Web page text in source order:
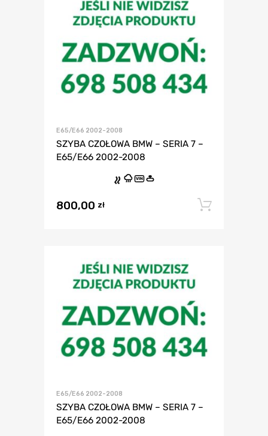
E65/E66 2002-2008
SZYBA CZOŁOWA BMW – SERIA 7 –
E65/E66 2002-2008
VIN
800,00 zł
E65/E66 2002-2008
SZYBA CZOŁOWA BMW – SERIA 7 –
E65/E66 2002-2008